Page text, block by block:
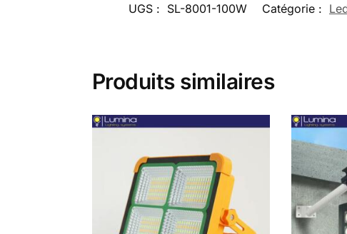
UGS : SL-8001-100W Catégorie :
Produits similaires